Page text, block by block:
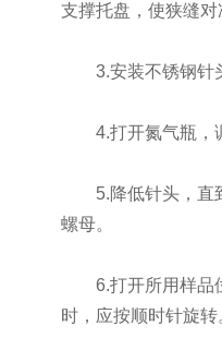
支撑托盘，使狭缝
3.安装不锈钢针
4.打开氮气瓶，调
5.降低针头，直到
螺母。
6.打开所用样品位
时，应按顺时针旋转